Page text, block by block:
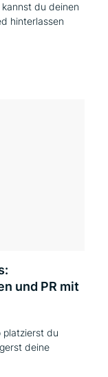
du deinen
hinterlassen
und PR mit
platzierst du
deine